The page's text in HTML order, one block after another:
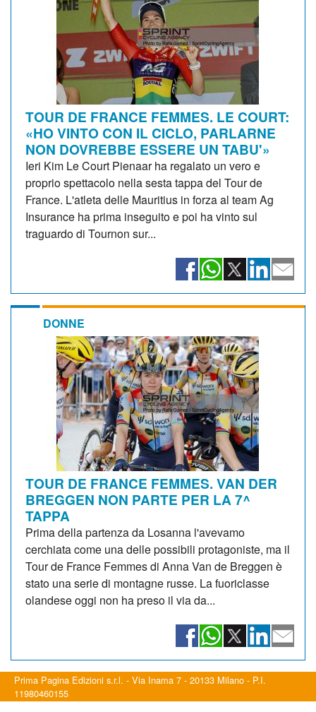
TOUR DE FRANCE FEMMES. LE COURT:
«HO VINTO CON IL CICLO, PARLARNE
NON DOVREBBE ESSERE UN TABU'»
Ieri Kim Le Court Pienaar ha regalato un vero e
proprio spettacolo nella sesta tappa del Tour de
France. L'atleta delle Mauritius in forza al team Ag
Insurance ha prima inseguito e poi ha vinto sul
traguardo di Tournon sur...
DONNE
TOUR DE FRANCE FEMMES. VAN DER
BREGGEN NON PARTE PER LA 7^
TAPPA
Prima della partenza da Losanna l'avevamo
cerchiata come una delle possibili protagoniste, ma il
Tour de France Femmes di Anna Van de Breggen è
stato una serie di montagne russe. La fuoriclasse
olandese oggi non ha preso il via da...
Prima Pagina Edizioni s.r.l. - Via Inama 7 - 20133 Milano - P.I.
11980460155